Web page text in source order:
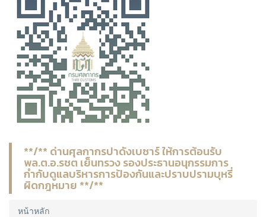
**/** ด่านศุลกากรปาดังเบซาร์ ให้การต้อนรับ
พล.ต.อ.รชต เย็นทรวง รองประธานอนุกรรมการ
กำกับดูแลบริหารการป้องกันและปราบปรามบุหรี่
ผิดกฎหมาย **/**
หน้าหลัก